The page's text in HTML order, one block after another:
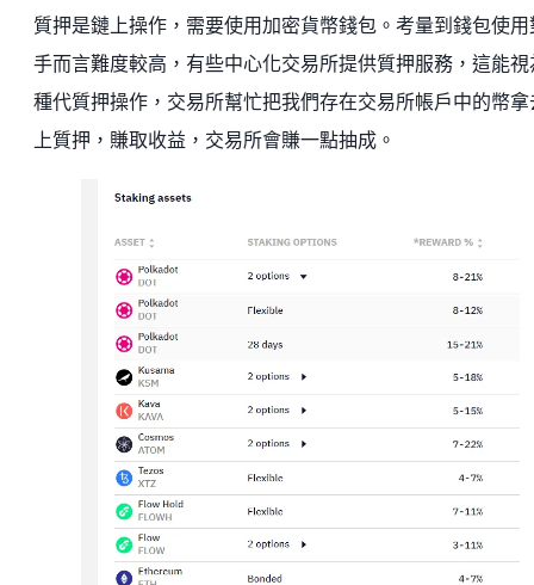
質押是鏈上操作，需要使用加密貨幣錢包。考量到錢包使用
手而言難度較高，有些中心化交易所提供質押服務，這能視
種代質押操作，交易所幫忙把我們存在交易所帳戶中的幣拿
上質押，賺取收益，交易所會賺一點抽成。